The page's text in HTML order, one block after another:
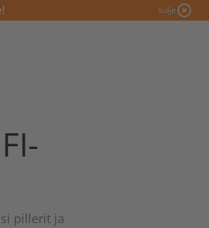
sulje
pillerit ja